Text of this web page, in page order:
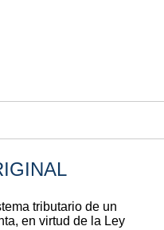
tributario de un
en virtud de la Ley